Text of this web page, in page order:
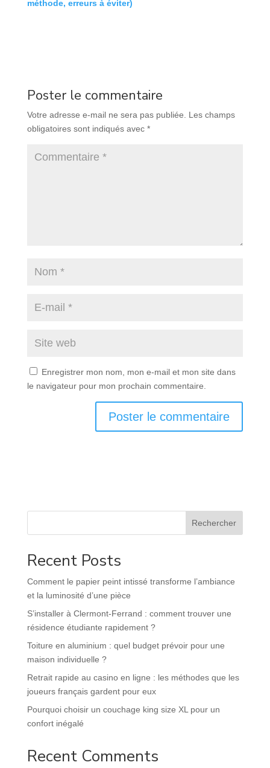
méthode, erreurs à éviter)
Poster le commentaire
Votre adresse e-mail ne sera pas publiée.
Les champs
obligatoires sont indiqués avec *
Enregistrer mon nom, mon e-mail et mon site dans
le navigateur pour mon prochain commentaire.
Rechercher
Recent Posts
Comment le papier peint intissé transforme l’ambiance
et la luminosité d’une pièce
S’installer à Clermont-Ferrand : comment trouver une
résidence étudiante rapidement ?
Toiture en aluminium : quel budget prévoir pour une
maison individuelle ?
Retrait rapide au casino en ligne : les méthodes que les
joueurs français gardent pour eux
Pourquoi choisir un couchage king size XL pour un
confort inégalé
Recent Comments